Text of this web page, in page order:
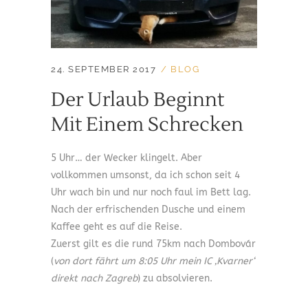
24. SEPTEMBER 2017 BLOG
Der Urlaub Beginnt
Mit Einem Schrecken
5 Uhr… der Wecker klingelt. Aber
vollkommen umsonst, da ich schon seit 4
Uhr wach bin und nur noch faul im Bett lag.
Nach der erfrischenden Dusche und einem
Kaffee geht es auf die Reise.
Zuerst gilt es die rund 75km nach Dombovár
(von dort fährt um 8:05 Uhr mein IC ‚Kvarner‘
direkt nach Zagreb) zu absolvieren.